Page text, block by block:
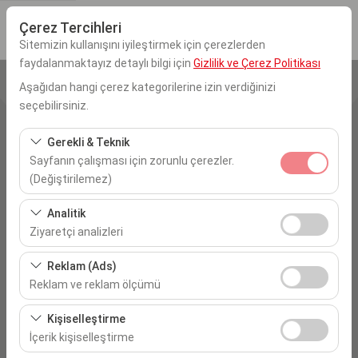
Çerez Tercihleri
Sitemizin kullanışını iyileştirmek için çerezlerden
faydalanmaktayız detaylı bilgi için Gizlilik ve Çerez Politikası
Aşağıdan hangi çerez kategorilerine izin verdiğinizi
seçebilirsiniz.
Gerekli & Teknik
Sayfanın çalışması için zorunlu çerezler.
(Değiştirilemez)
Bu çerezler sitenin doğru şekilde çalışması, güvenlik,
oturum yönetimi ve temel işlevler için gereklidir. Devre
dışı bırakılamaz.
Analitik
Ziyaretçi analizleri
Bu çerezler, sitemizin nasıl kullanıldığını (ziyaretçi sayısı,
en çok ziyaret edilen sayfalar, kullanıcı davranışları)
analiz etmemizi sağlar. Bu veriler, web sitesi
performansını ölçmek ve kullanıcı deneyimini sürekli
iyileştirmek için kullanılır.
Reklam (Ads)
Reklam ve reklam ölçümü
Bu çerezler, size ilgi alanlarınıza uygun kişiselleştirilmiş
reklamlar göstermemize ve reklam kampanyalarımızın
etkinliğini (gösterim sayısı, tıklama oranı) ölçmemize
Kişiselleştirme
İçerik kişiselleştirme
Alış Yeri
Aracı farklı bir lokasyona bırakacağım
Alış Tarih & Saat
Bırakış Tarih & Saat
09:00